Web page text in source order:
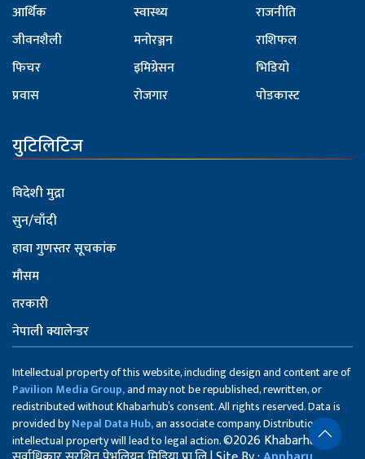
आर्थिक
जीवनशैली
फिचर
प्रवास
स्वास्थ्य
मनोरञ्जन
इमिग्रेसन
रोजगार
राजनीति
राशिफल
भिडियो
पोडकास्ट
युटिलिटिज
विदेशी मुद्रा
सुन/चाँदी
हावा गुणस्तर सूचकांक
मौसम
तरकारी
नेपाली क्यालेन्डर
Intellectual property of this website, including design and content are of
Pavilion Media Group,and may not be republished, rewritten, or
redistributed without Khabarhub’s consent. All rights reserved. Data is
provided byNepal Data Hub,an associate company. Distribution of
intellectual property will lead to legal action.©2026 Khabarhub